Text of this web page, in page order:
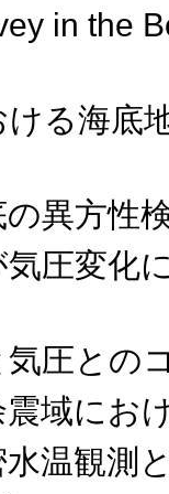
in the
る海底
異方性
圧変化
気圧との
域にお
温観測